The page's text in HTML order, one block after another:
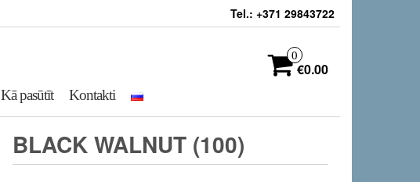
Tel.: +371 29843722
0
€0.00
Kā pasūtīt Kontakti
BLACK WALNUT (100)